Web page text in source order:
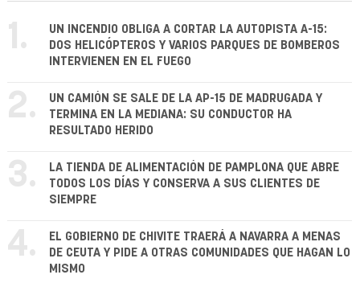
1.
UN INCENDIO OBLIGA A CORTAR LA AUTOPISTA A-15:
DOS HELICÓPTEROS Y VARIOS PARQUES DE BOMBEROS
INTERVIENEN EN EL FUEGO
2.
UN CAMIÓN SE SALE DE LA AP-15 DE MADRUGADA Y
TERMINA EN LA MEDIANA: SU CONDUCTOR HA
RESULTADO HERIDO
3.
LA TIENDA DE ALIMENTACIÓN DE PAMPLONA QUE ABRE
TODOS LOS DÍAS Y CONSERVA A SUS CLIENTES DE
SIEMPRE
4.
EL GOBIERNO DE CHIVITE TRAERÁ A NAVARRA A MENAS
DE CEUTA Y PIDE A OTRAS COMUNIDADES QUE HAGAN LO
MISMO